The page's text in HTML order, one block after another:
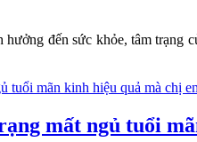
đến sức khỏe, tâm trạng
mất ngủ tuổi